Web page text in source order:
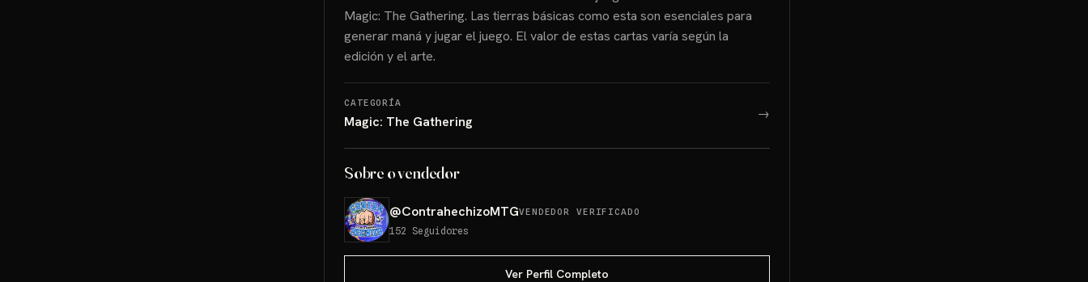
Magic: The Gathering. Las tierras básicas como esta son esenciales para
generar maná y jugar el juego. El valor de estas cartas varía según la
edición y el arte.
CATEGORÍA
Magic: The Gathering →
Sobre o vendedor
@ContrahechizoMTGVENDEDOR VERIFICADO
152 Seguidores
Ver Perfil Completo